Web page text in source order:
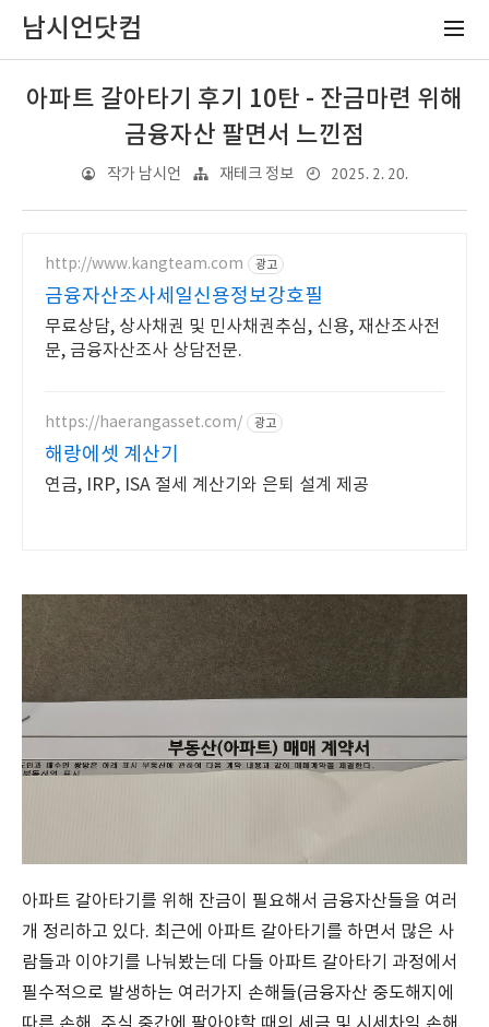
남시언닷컴
아파트 갈아타기 후기 10탄 - 잔금마련 위해
금융자산 팔면서 느낀점
작가 남시언 재테크 정보 2025. 2. 20.
http://www.kangteam.com 광고
금융자산조사세일신용정보강호필
무료상담, 상사채권 및 민사채권추심, 신용, 재산조사전
문, 금융자산조사 상담전문.
https://haerangasset.com/ 광고
해랑에셋 계산기
연금, IRP, ISA 절세 계산기와 은퇴 설계 제공
아파트 갈아타기를 위해 잔금이 필요해서 금융자산들을 여러
개 정리하고 있다. 최근에 아파트 갈아타기를 하면서 많은 사
람들과 이야기를 나눠봤는데 다들 아파트 갈아타기 과정에서
필수적으로 발생하는 여러가지 손해들(금융자산 중도해지에